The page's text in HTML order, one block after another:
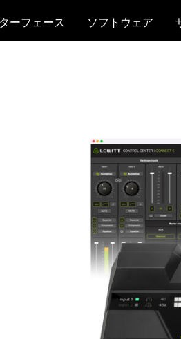
ーフェース ソフトウェア